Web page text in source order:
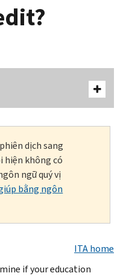
dịch sang
hiện không có
ngữ quý vị
bằng ngôn
ITA home
if your education